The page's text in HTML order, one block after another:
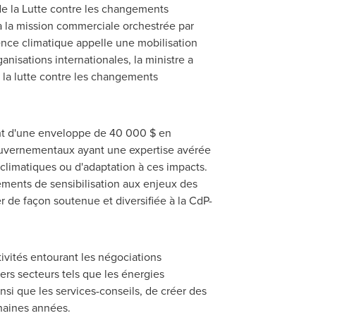
la Lutte contre les changements
mission commerciale orchestrée par
climatique appelle une mobilisation
internationales, la ministre a
lutte contre les changements
d'une enveloppe de 40 000 $ en
ayant une expertise avérée
ou d'adaptation à ces impacts.
de sensibilisation aux enjeux des
façon soutenue et diversifiée à la CdP-
entourant les négociations
secteurs tels que les énergies
que les services-conseils, de créer des
années.